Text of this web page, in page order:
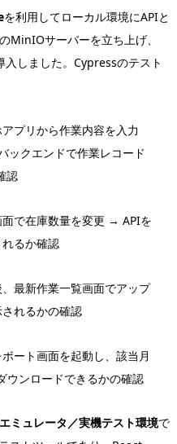
を利用してローカル環境にAPIと
MinIOサーバーを立ち上げ、
入しました。Cypressのテスト
アプリから作業内容を入力
ックエンドで作業レコード
認
面で在庫数量を変更 → APIを
るか確認
、最新作業一覧画面でアップ
れるかの確認
ポート画面を起動し、該当月
ウンロードできるかの確認
ミュレータ／実機テスト環境で